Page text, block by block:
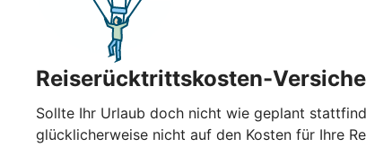
Reiserücktrittskosten-
Sollte Ihr Urlaub doch nicht wie geplant
glücklicherweise nicht auf den Kosten für Ihre